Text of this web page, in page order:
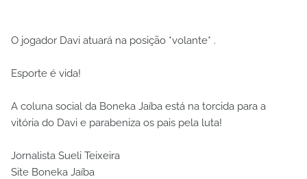
O jogador Davi atuará na posição *volante* .
Esporte é vida!
A coluna social da Boneka Jaíba está na torcida para a
vitória do Davi e parabeniza os pais pela luta!
Jornalista Sueli Teixeira
Site Boneka Jaíba